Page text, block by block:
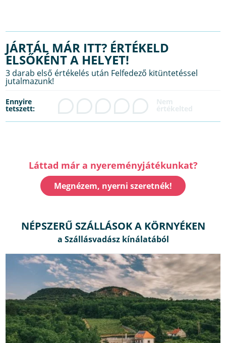
JÁRTÁL MÁR ITT? ÉRTÉKELD
ELSŐKÉNT A HELYET!
3 darab első értékelés után Felfedező kitüntetéssel
jutalmazunk!
Ennyire
tetszett:
Láttad már a nyereményjátékunkat?
Megnézem, nyerni szeretnék!
NÉPSZERŰ SZÁLLÁSOK A KÖRNYÉKEN